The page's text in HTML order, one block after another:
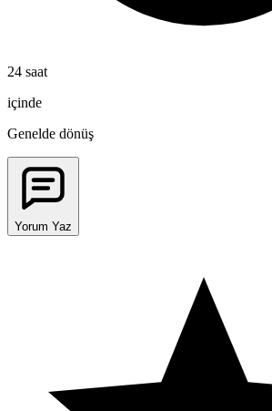
24 saat
içinde
Genelde dönüş
Yorum Yaz